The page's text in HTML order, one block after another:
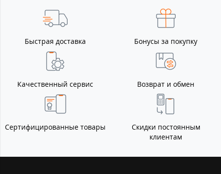
Быстрая доставка Бонусы за покупку
Качественный сервис Возврат и обмен
Сертифицированные товары
Скидки постоянным
клиентам